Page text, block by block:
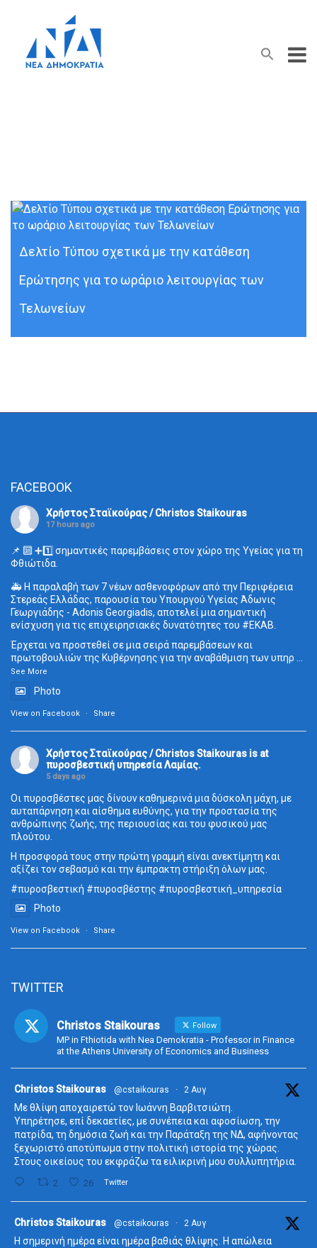
Search
Search Button
Δελτίο Τύπου σχετικά με την κατάθεση
Ερώτησης για το ωράριο λειτουργίας των
Τελωνείων
FACEBOOK
Χρήστος Σταϊκούρας / Christos Staikouras
17 hours ago
📌 🔟 ➕1️⃣ σημαντικές παρεμβάσεις στον χώρο της Υγείας για τη
Φθιώτιδα.
🚑 Η παραλαβή των 7 νέων ασθενοφόρων από την Περιφέρεια
Στερεάς Ελλάδας, παρουσία του Υπουργού Υγείας Άδωνις
Γεωργιάδης - Adonis Georgiadis, αποτελεί μια σημαντική
ενίσχυση για τις επιχειρησιακές δυνατότητες του #ΕΚΑΒ
Έρχεται να προστεθεί σε μια σειρά παρεμβάσεων και
πρωτοβουλιών της Κυβέρνησης για την αναβάθμιση των υπηρ
See More
Photo
View on Facebook · Share
Χρήστος Σταϊκούρας / Christos Staikouras is at
πυροσβεστική υπηρεσία Λαμίας.
5 days ago
Οι πυροσβέστες μας δίνουν καθημερινά μια δύσκολη μάχη, με
αυταπάρνηση και αίσθημα ευθύνης, για την προστασία της
ανθρώπινης ζωής, της περιουσίας και του φυσικού μας
πλούτου.
Η προσφορά τους στην πρώτη γραμμή είναι ανεκτίμητη και
αξίζει τον σεβασμό και την έμπρακτη στήριξη όλων μας.
#πυροσβεστική #πυροσβέστης #πυροσβεστική_ υπηρεσία
Photo
View on Facebook · Share
TWITTER
Christos Staikouras Follow
MP in Fthiotida with Nea Demokratia - Professor in Finance
at the Athens University of Economics and Business
Christos Staikouras @cstaikouras · 2 Αυγ
Με θλίψη αποχαιρετώ τον Ιωάννη Βαρβιτσιώτη.
Υπηρέτησε, επί δεκαετίες, με συνέπεια και αφοσίωση, την
πατρίδα, τη δημόσια ζωή και την Παράταξη της ΝΔ, αφήνοντας
ξεχωριστό αποτύπωμα στην πολιτική ιστορία της χώρας.
Στους οικείους του εκφράζω τα ειλικρινή μου συλλυπητήρια.
2 26 Twitter
Christos Staikouras @cstaikouras · 2 Αυγ
Η σημερινή ημέρα είναι ημέρα βαθιάς θλίψης. Η απώλεια